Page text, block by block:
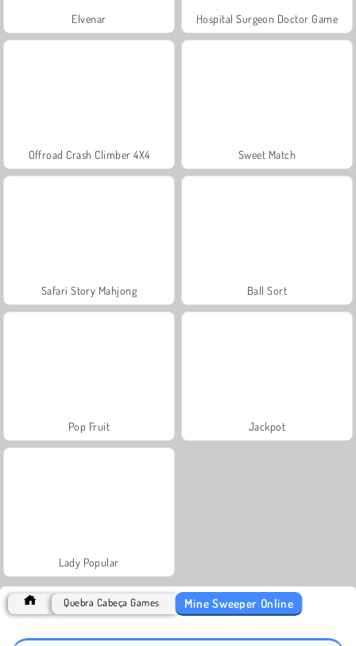
Elvenar Hospital Surgeon Doctor Game
Offroad Crash Climber 4X4 Sweet Match
Safari Story Mahjong Ball Sort
Pop Fruit Jackpot
Lady Popular
Quebra Cabeça Games Mine Sweeper Online